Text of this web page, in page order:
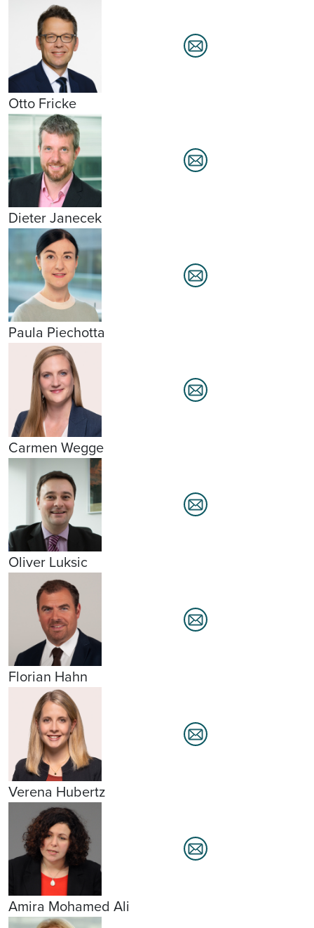
Otto Fricke
Dieter Janecek
Paula Piechotta
Carmen Wegge
Oliver Luksic
Florian Hahn
Verena Hubertz
Amira Mohamed Ali